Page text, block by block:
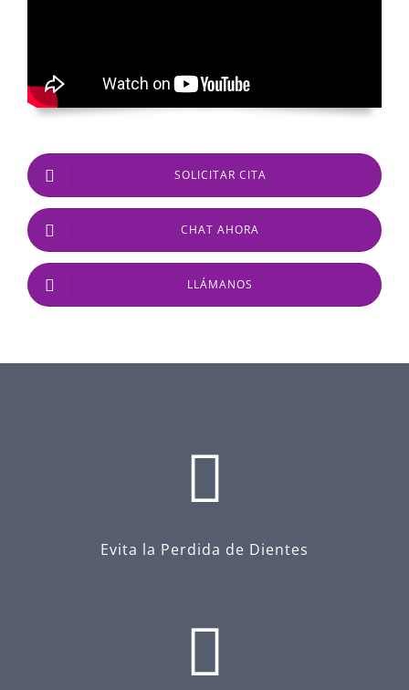
SOLICITAR CITA
CHAT AHORA
LLÁMANOS
Evita la Perdida de Dientes